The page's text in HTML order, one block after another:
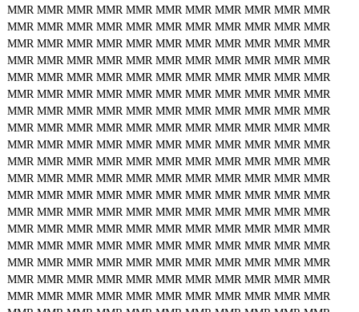
MMR MMR MMR MMR MMR MMR MMR MMR MMR MMR MMR
MMR MMR MMR MMR MMR MMR MMR MMR MMR MMR MMR
MMR MMR MMR MMR MMR MMR MMR MMR MMR MMR MMR
MMR MMR MMR MMR MMR MMR MMR MMR MMR MMR MMR
MMR MMR MMR MMR MMR MMR MMR MMR MMR MMR MMR
MMR MMR MMR MMR MMR MMR MMR MMR MMR MMR MMR
MMR MMR MMR MMR MMR MMR MMR MMR MMR MMR MMR
MMR MMR MMR MMR MMR MMR MMR MMR MMR MMR MMR
MMR MMR MMR MMR MMR MMR MMR MMR MMR MMR MMR
MMR MMR MMR MMR MMR MMR MMR MMR MMR MMR MMR
MMR MMR MMR MMR MMR MMR MMR MMR MMR MMR MMR
MMR MMR MMR MMR MMR MMR MMR MMR MMR MMR MMR
MMR MMR MMR MMR MMR MMR MMR MMR MMR MMR MMR
MMR MMR MMR MMR MMR MMR MMR MMR MMR MMR MMR
MMR MMR MMR MMR MMR MMR MMR MMR MMR MMR MMR
MMR MMR MMR MMR MMR MMR MMR MMR MMR MMR MMR
MMR MMR MMR MMR MMR MMR MMR MMR MMR MMR MMR
MMR MMR MMR MMR MMR MMR MMR MMR MMR MMR MMR